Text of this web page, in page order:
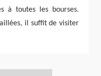
à toutes les bourses.
il suffit de visiter